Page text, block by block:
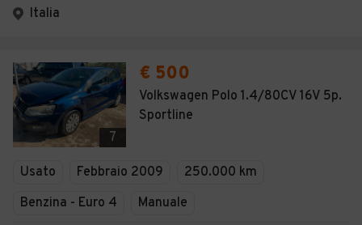
Italia
7
€ 500
Volkswagen Polo 1.4/80CV 16V 5p.
Sportline
Usato Febbraio 2009
250.000 km
Benzina - Euro 4
Manuale